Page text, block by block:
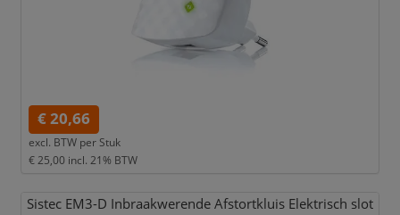
€ 20,66
excl. BTW per Stuk
€ 25,00 incl. 21% BTW
Sistec EM3-D Inbraakwerende Afstortkluis Elektrisch slot